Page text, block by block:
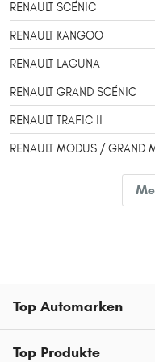
RENAULT SCÉNIC
RENAULT KANGOO
RENAULT LAGUNA
RENAULT GRAND SCÉNIC
RENAULT TRAFIC II
RENAULT MODUS / GRAND
RENAULT KANGOO /
RENAULT KOLEOS
RENAULT TRAFIC
Top Automarken
Top Produkte